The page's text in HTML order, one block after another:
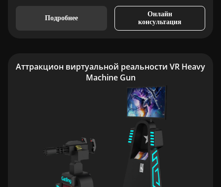
Подробнее
Онлайн
консультация
Аттракцион виртуальной реальности VR Heavy
Machine Gun